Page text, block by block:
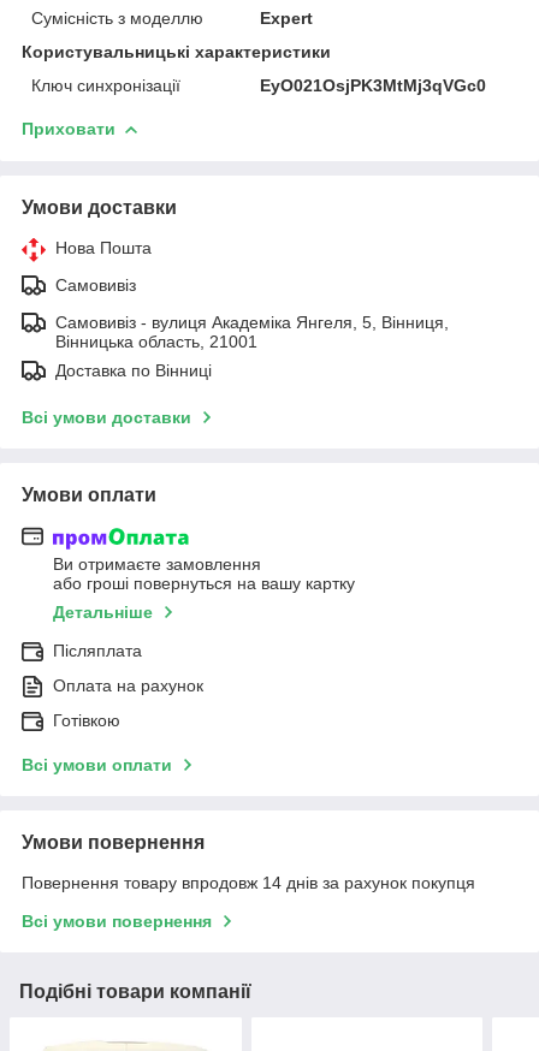
Сумісність з моделлю
Expert
Користувальницькі характеристики
Ключ синхронізації
EyO021OsjPK3MtMj3qVGc0
Приховати
Умови доставки
Нова Пошта
Самовивіз
Самовивіз - вулиця Академіка Янгеля, 5, Вінниця,
Вінницька область, 21001
Доставка по Вінниці
Всі умови доставки
Умови оплати
Ви отримаєте замовлення
або гроші повернуться на вашу картку
Детальніше
Післяплата
Оплата на рахунок
Готівкою
Всі умови оплати
Умови повернення
Повернення товару впродовж 14 днів за рахунок покупця
Всі умови повернення
Подібні товари компанії